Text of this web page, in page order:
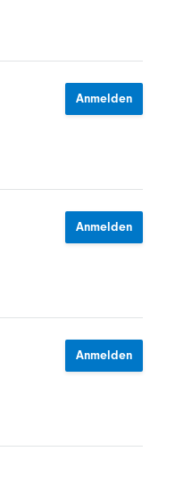
Anmelden
Anmelden
Anmelden